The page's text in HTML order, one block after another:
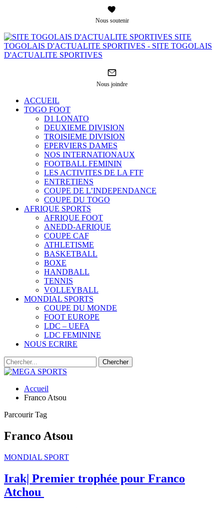
Nous soutenir
SITE
TOGOLAIS D'ACTUALITE SPORTIVES - SITE TOGOLAIS
D'ACTUALITE SPORTIVES
Nous joindre
ACCUEIL
TOGO FOOT
D1 LONATO
DEUXIEME DIVISION
TROISIEME DIVISION
EPERVIERS DAMES
NOS INTERNATIONAUX
FOOTBALL FEMININ
LES ACTIVITES DE LA FTF
ENTRETIENS
COUPE DE L’INDEPENDANCE
COUPE DU TOGO
AFRIQUE SPORTS
AFRIQUE FOOT
ANEDD-AFRIQUE
COUPE CAF
ATHLETISME
BASKETBALL
BOXE
HANDBALL
TENNIS
VOLLEYBALL
MONDIAL SPORTS
COUPE DU MONDE
FOOT EUROPE
LDC – UEFA
LDC FEMININE
NOUS ECRIRE
Accueil
Franco Atsou
Parcourir Tag
Franco Atsou
MONDIAL SPORT
Irak| Premier trophée pour Franco
Atchou